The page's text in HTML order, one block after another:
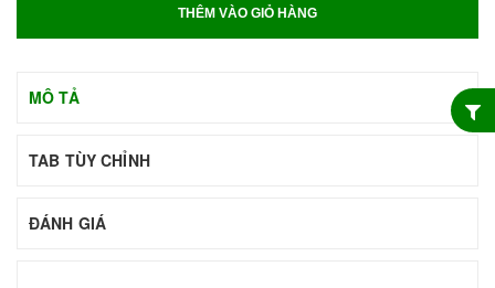
THÊM VÀO GIỎ HÀNG
MÔ TẢ
TAB TÙY CHỈNH
ĐÁNH GIÁ